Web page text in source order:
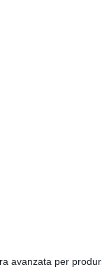
avanzata per